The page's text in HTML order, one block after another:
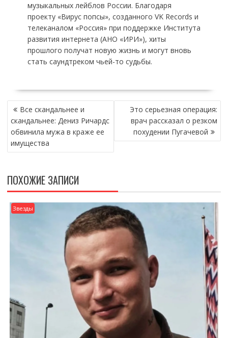
музыкальных лейблов России. Благодаря
проекту «Вирус попсы», созданного VK Records и
телеканалом «Россия» при поддержке Института
развития интернета (АНО «ИРИ»), хиты
прошлого получат новую жизнь и могут вновь
стать саундтреком чьей-то судьбы.
НАВИГАЦИЯ
ПО
ЗАПИСЯМ
Все скандальнее и
скандальнее: Дениз Ричардс
обвинила мужа в краже ее
имущества
Это серьезная операция:
врач рассказал о резком
похудении Пугачевой
ПОХОЖИЕ ЗАПИСИ
Звезды